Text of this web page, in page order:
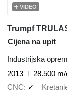
VIDEO
Trumpf
Cijena na upit
Industrijska
2013
28.500 m/
CNC
✓